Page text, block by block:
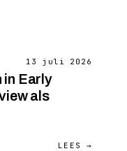
13 juli 2026
in Early
als
LEES →